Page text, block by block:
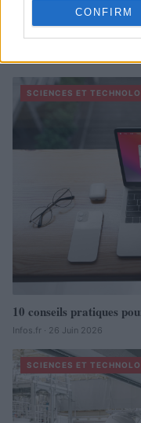
CONFIRM
SCIENCES ET
10 conseils pratiques
Infos.fr · 26 Juin 2026
SCIENCES ET